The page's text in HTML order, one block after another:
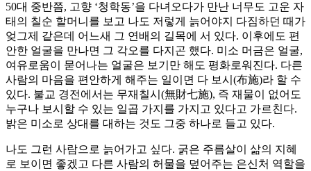
50대 중반쯤, 고향 ‘청학동’을 다녀오다가 만난 너무도 고운 자
태의 칠순 할머니를 보고 나도 저렇게 늙어야지 다짐하던 때가
엊그제 같은데 어느새 그 연배의 길목에 서 있다. 이후에도 편
안한 얼굴을 만나면 그 각오를 다지곤 했다. 미소 머금은 얼굴,
여유로움이 묻어나는 얼굴은 보기만 해도 평화로워진다. 다른
사람의 마음을 편안하게 해주는 일이면 다 보시(布施)라 할 수
있다. 불교 경전에서는 무재칠시(無財七施), 즉 재물이 없어도
누구나 보시할 수 있는 일곱 가지를 가지고 있다고 가르친다.
밝은 미소로 상대를 대하는 것도 그중 하나로 들고 있다.
나도 그런 사람으로 늙어가고 싶다. 굵은 주름살이 삶의 지혜
로 보이면 좋겠고 다른 사람의 허물을 덮어주는 은신처 역할을